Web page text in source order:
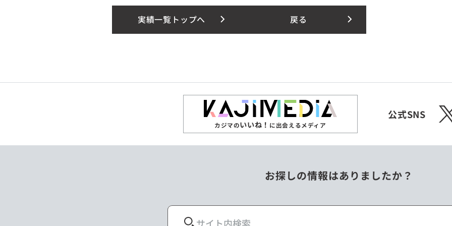
実績一覧トップへ 戻る
カジマのいいね！ に出会えるメディア
公式SNS X
お探しの情報はありましたか？